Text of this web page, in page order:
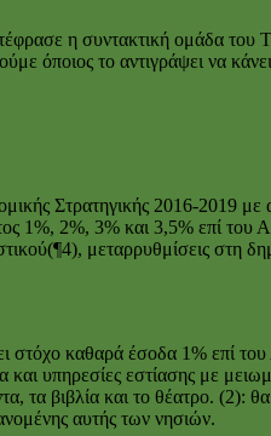
η συντακτική ομάδα του
όποιος το αντιγράψει να
Στρατηγικής 2016-2019
1%, 2%, 3% και 3,5% επί του
μεταρρυθμίσεις στη
στόχο καθαρά έσοδα 1% επί
υπηρεσίες εστίασης με
βιβλία και το θέατρο. (2): θα
αυτής των νησιών.